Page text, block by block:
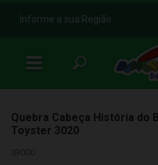
b
Informe a sua Região
Quebra Cabeça História do
Toyster 3020
39000